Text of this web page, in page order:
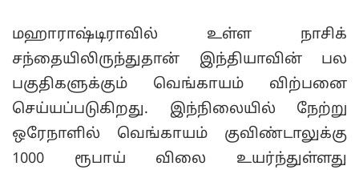
மஹாராஷ்டிராவில் உள்ள நாசிக்
சந்தையிலிருந்துதான் இந்தியாவின் பல
பகுதிகளுக்கும் வெங்காயம் விற்பனை
செய்யப்படுகிறது. இந்நிலையில் நேற்று
ஒரேநாளில் வெங்காயம் குவிண்டாலுக்கு
1000 ரூபாய் விலை உயர்ந்துள்ளது